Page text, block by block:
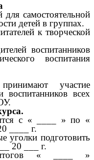
для самостоятельной
детей в группах.
к творческой
воспитанников
воспитания
участие
воспитанников всех
с « ____ » по «
____ г.
уголки подготовить
20 ___ г.
итогов « ____ »